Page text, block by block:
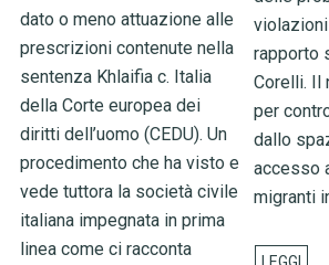
dato o meno attuazione alle
prescrizioni contenute nella
sentenza Khlaifia c. Italia
della Corte europea dei
diritti dell’uomo (CEDU). Un
procedimento che ha visto e
vede tuttora la società civile
italiana impegnata in prima
linea come ci racconta
rapporto
Corelli. Il
per
dallo
accesso
migranti